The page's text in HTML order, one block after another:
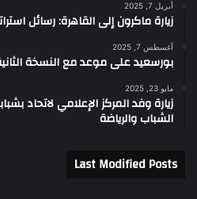
أبريل 7, 2025
زيارة ماكرون إلى القاهرة: رسائل
أغسطس 7, 2025
بورسعيد على موعد مع النسخة
مايو 23, 2025
زيارة وفد المركز الإعلامي لاتحاد
الشباب والرياضة
Last Modified Posts